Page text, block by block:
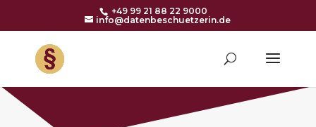
+49 99 21 88 22 9000
info@datenbeschuetzerin.de